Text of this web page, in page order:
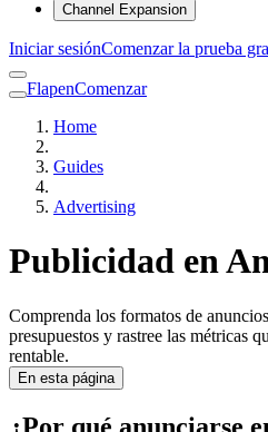
Channel Expansion
Iniciar sesiónComenzar la prueba
FlapenComenzar
Home
Guides
Advertising
Publicidad en
Comprenda los formatos de
presupuestos y rastree las métricas
rentable.
En esta página
¿Por qué anunciarse